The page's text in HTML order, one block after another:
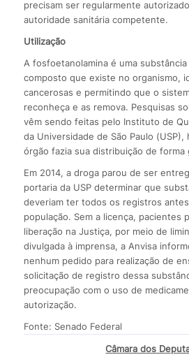
precisam ser regularmente
autoridade sanitária competente.
Utilização
A fosfoetanolamina é uma
composto que existe no organismo,
cancerosas e permitindo que o
reconheça e as remova. Pesquisas
vêm sendo feitas pelo Instituto de
da Universidade de São Paulo (USP),
órgão fazia sua distribuição de forma
Em 2014, a droga parou de ser
portaria da USP determinar que
deveriam ter todos os registros
população. Sem a licença, pacientes
liberação na Justiça, por meio de
divulgada à imprensa, a Anvisa
nenhum pedido para realização de
solicitação de registro dessa
preocupação com o uso de
autorização.
Fonte: Senado Federal
Câmara dos